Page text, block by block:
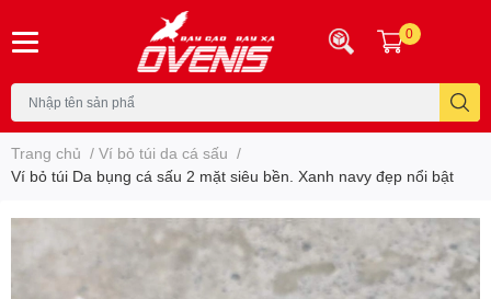
0
Trang chủ / Ví bỏ túi da cá sấu /
Ví bỏ túi Da bụng cá sấu 2 mặt siêu bền. Xanh navy đẹp nổi bật